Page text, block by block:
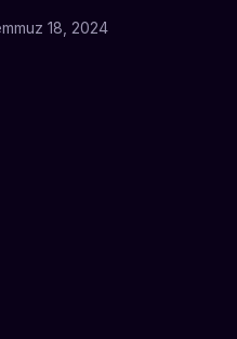
18, 2024